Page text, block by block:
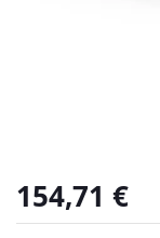
154,71 €